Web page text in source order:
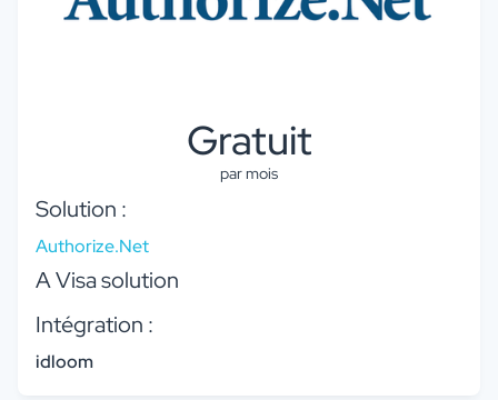
Gratuit
par mois
Solution :
Authorize.Net
A Visa solution
Intégration :
idloom